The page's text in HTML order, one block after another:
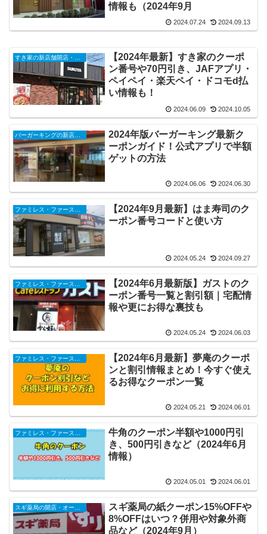
情報も（2024年9月
2024.07.24 2024.09.13
すき家の新店舗開店・オープンセール・閉店（2025年）
【2024年最新】すき家のクーポ
ン番号や70円引き、JAFアプリ・
ペイペイ・楽天ペイ・ドコモd払
い情報も！
2024.06.09 2024.10.05
2024年版バーガーキング最新ク
ーポンガイド！公式アプリで半額
ゲットの方法
2024.06.06 2024.06.30
【2024年9月最新】はま寿司のク
ーポン番号コードと使い方
2024.05.24 2024.09.27
【2024年6月最新版】ガストのク
ーポン番号一覧と割引額｜宅配情
報や更にお得な裏技も
2024.05.24 2024.06.03
【2024年6月最新】夢庵のクーポ
ンと割引情報まとめ！今すぐ使え
るお得なクーポン一覧
2024.05.21 2024.06.01
ファミレス・ファーストフードのクーポン、キャンペーン2024
牛角のクーポン半額や1000円引
き、500円引きなど（2024年6月
情報）
2024.05.01 2024.06.01
スギ薬局の開店・オープンセール・閉店、チラシ、キャンペーンなど（2025年）
スギ薬局の紙クーポン15%OFFや
8%OFFはいつ？併用や対象外商
品など（2024年9月）